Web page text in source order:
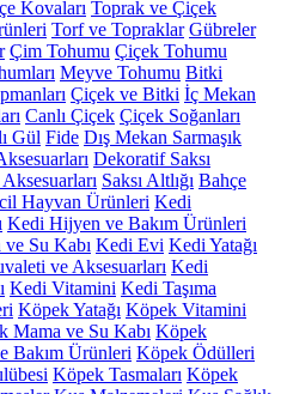
Kovaları Toprak ve Çiçek
Torf ve Topraklar Gübreler
Çim Tohumu Çiçek Tohumu
Meyve Tohumu Bitki
Çiçek ve Bitki İç Mekan
Canlı Çiçek Çiçek Soğanları
Gül Fide Dış Mekan Sarmaşık
Dekoratif Saksı
Aksesuarları Saksı Altlığı Bahçe
Hayvan Ürünleri Kedi
Kedi Hijyen ve Bakım Ürünleri
Su Kabı Kedi Evi Kedi Yatağı
ve Aksesuarları Kedi
Kedi Vitamini Kedi Taşıma
Köpek Yatağı Köpek Vitamini
Mama ve Su Kabı Köpek
Bakım Ürünleri Köpek Ödülleri
Köpek Tasmaları Köpek